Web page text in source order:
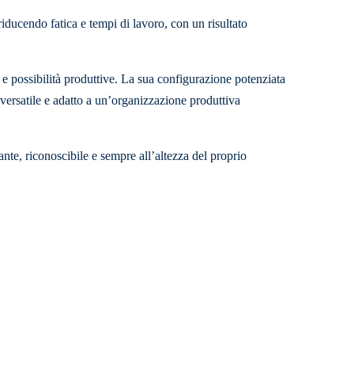
fatica e tempi di lavoro, con un risultato
possibilità produttive. La sua configurazione potenziata
e adatto a un’organizzazione produttiva
riconoscibile e sempre all’altezza del proprio